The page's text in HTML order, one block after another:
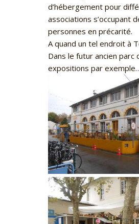
d’hébergement pour
associations s’occupant
personnes en précarité.
A quand un tel endroit à
Dans le futur ancien parc
expositions par